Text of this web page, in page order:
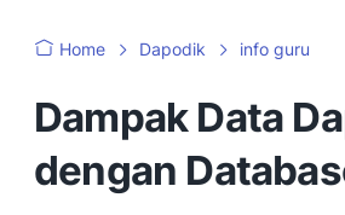
Home Dapodik info guru
Dampak Data
dengan